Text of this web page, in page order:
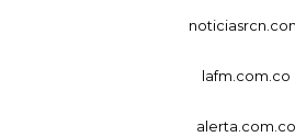
lafm.com.co
alerta.com.co